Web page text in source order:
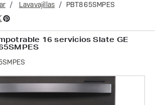
Lavavajillas
PBT865SMPES
16 servicios Slate GE